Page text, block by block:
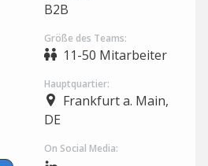
B2B
Größe des Teams:
11-50 Mitarbeiter
Hauptquartier:
Frankfurt a. Main,
DE
On Social Media: